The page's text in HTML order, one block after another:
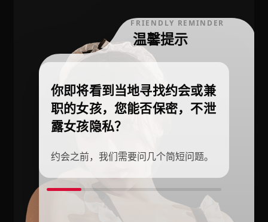
FRIENDLY REMINDER
温馨提示
你即将看到当地寻找约会或兼
职的女孩，您能否保密，不泄
露女孩隐私？
约会之前，我们需要问几个简短问题。